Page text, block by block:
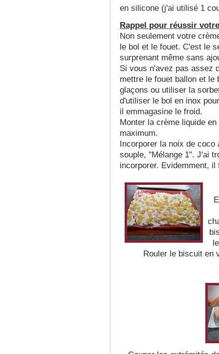
en silicone (j'ai utilisé 1
Rappel pour réussir
Non seulement votre
le bol et le fouet. C'est le
surprenant même sans
Si vous n'avez pas assez
mettre le fouet ballon et le
glaçons ou utiliser la
d'utiliser le bol en inox
il emmagasine le froid.
Monter la crème liquide
maximum.
Incorporer la noix de
souple, "Mélange 1". J'ai
incorporer. Evidemment,
Rouler le biscuit en